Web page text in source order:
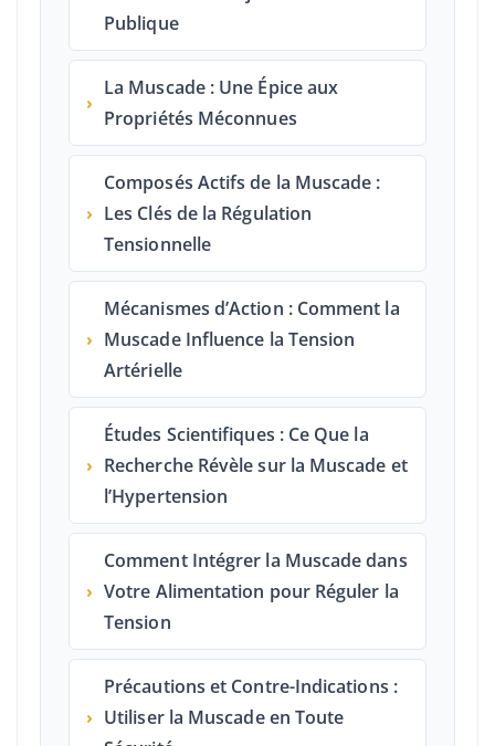
Publique
›
La Muscade : Une Épice aux
Propriétés Méconnues
›
Composés Actifs de la Muscade :
Les Clés de la Régulation
Tensionnelle
›
Mécanismes d’Action : Comment la
Muscade Influence la Tension
Artérielle
›
Études Scientifiques : Ce Que la
Recherche Révèle sur la Muscade et
l’Hypertension
›
Comment Intégrer la Muscade dans
Votre Alimentation pour Réguler la
Tension
›
Précautions et Contre-Indications :
Utiliser la Muscade en Toute